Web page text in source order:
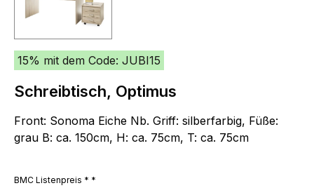
15% mit dem Code: JUBI15
Schreibtisch, Optimus
Front: Sonoma Eiche Nb. Griff: silberfarbig, Füße:
grau B: ca. 150cm, H: ca. 75cm, T: ca. 75cm
BMC Listenpreis * *